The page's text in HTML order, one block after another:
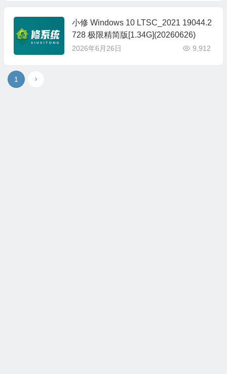
小修 Windows 10 LTSC_2021 19044.2
728 极限精简版[1.34G](20260626)
2026年6月26日 9,912
1